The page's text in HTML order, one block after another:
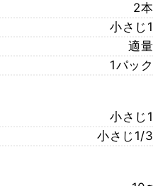
2本
小さじ1
適量
1パック
小さじ1
小さじ1/3